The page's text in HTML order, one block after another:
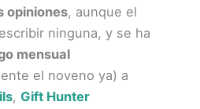
opiniones, aunque el
ninguna, y se ha
mensual
el noveno ya) a
, Gift Hunter